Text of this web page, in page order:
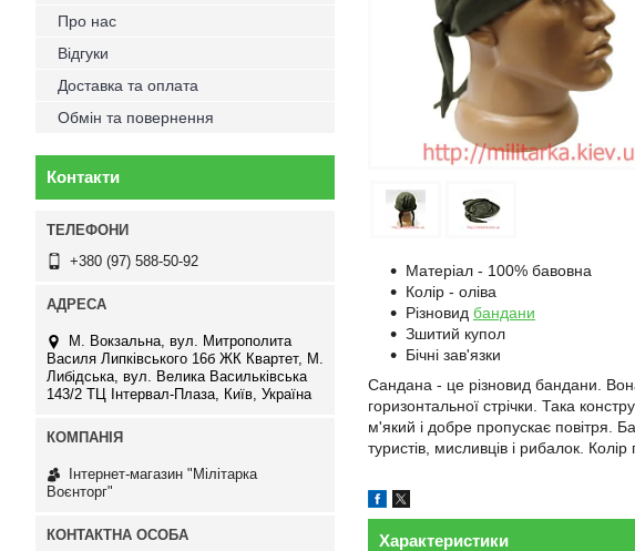
Матеріал - 100% бавовна
Колір - оліва
Різновид бандани
Зшитий купол
Бічні зав'язки
Сандана - це різновид бандани.
горизонтальної стрічки. Така
м'який і добре пропускає повітря.
туристів, мисливців і рибалок.
Характеристики
Про нас
Відгуки
Доставка та оплата
Обмін та повернення
Контакти
+380 (97) 588-50-92
М. Вокзальна, вул. Митрополита
Василя Липківського 16б ЖК Квартет, М.
Либідська, вул. Велика Васильківська
143/2 ТЦ Інтервал-Плаза, Київ, Україна
Інтернет-магазин "Мілітарка
Воєнторг"